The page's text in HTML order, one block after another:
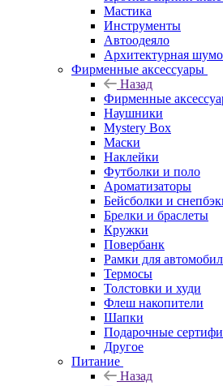
Мастика
Инструменты
Автоодеяло
Архитектурная
Фирменные аксессуары
Назад
Фирменные
Наушники
Mystery Box
Маски
Наклейки
Футболки и поло
Ароматизаторы
Бейсболки и
Брелки и браслеты
Кружки
Повербанк
Рамки для
Термосы
Толстовки и худи
Флеш накопители
Шапки
Подарочные
Другое
Питание
Назад